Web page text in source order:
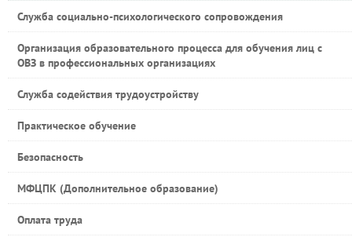
Служба социально-психологического сопровождения
Организация образовательного процесса для обучения лиц с
ОВЗ в профессиональных организациях
Служба содействия трудоустройству
Практическое обучение
Безопасность
МФЦПК (Дополнительное образование)
Оплата труда